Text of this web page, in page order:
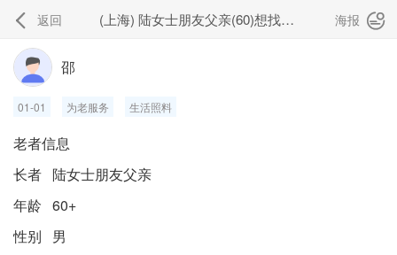
 返回 (上海) 陆女士朋友父亲(60)想找闵行区的养老机构 海报 
邵
01-01 为老服务 生活照料
老者信息
长者 陆女士朋友父亲
年龄 60+
性别 男